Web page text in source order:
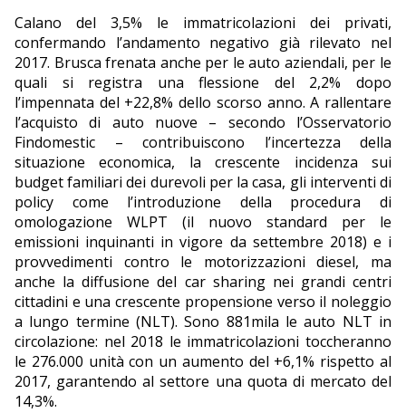
Calano del 3,5% le immatricolazioni dei privati,
confermando l’andamento negativo già rilevato nel
2017. Brusca frenata anche per le auto aziendali, per le
quali si registra una flessione del 2,2% dopo
l’impennata del +22,8% dello scorso anno. A rallentare
l’acquisto di auto nuove – secondo l’Osservatorio
Findomestic – contribuiscono l’incertezza della
situazione economica, la crescente incidenza sui
budget familiari dei durevoli per la casa, gli interventi di
policy come l’introduzione della procedura di
omologazione WLPT (il nuovo standard per le
emissioni inquinanti in vigore da settembre 2018) e i
provvedimenti contro le motorizzazioni diesel, ma
anche la diffusione del car sharing nei grandi centri
cittadini e una crescente propensione verso il noleggio
a lungo termine (NLT). Sono 881mila le auto NLT in
circolazione: nel 2018 le immatricolazioni toccheranno
le 276.000 unità con un aumento del +6,1% rispetto al
2017, garantendo al settore una quota di mercato del
14,3%.